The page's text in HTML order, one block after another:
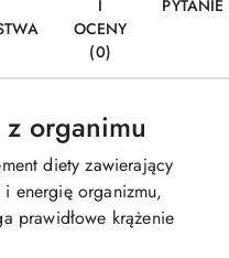
I
OCENY
(0)
PYTANIE
organimu
diety zawierający
energię organizmu,
prawidłowe krążenie